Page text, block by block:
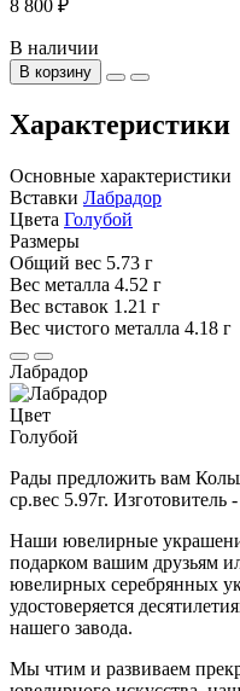
8 800 ₽
В наличии
В корзину
Характеристики
Основные характеристики
Вставки Лабрадор
Цвета Голубой
Размеры
Общий вес 5.73 г
Вес металла 4.52 г
Вес вставок 1.21 г
Вес чистого металла 4.18 г
Лабрадор
Цвет
Голубой
Рады предложить вам
ср.вес 5.97г.
Наши ювелирные
подарком вашим друзьям
ювелирных серебрянных
удостоверяется
нашего завода.
Мы чтим и развиваем